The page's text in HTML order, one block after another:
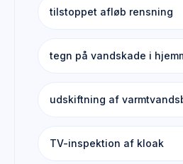
tilstoppet afløb rensning
tegn på vandskade i
udskiftning af
TV-inspektion af kloak